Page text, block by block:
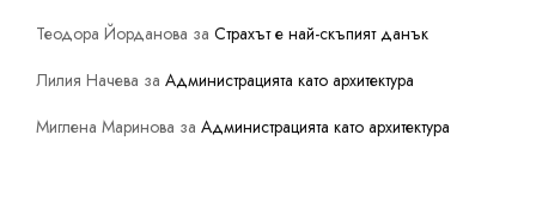
Теодора Йорданова за Страхът е най-скъпият данък
Лилия Начева за Администрацията като архитектура
Миглена Маринова за Администрацията като архитектура